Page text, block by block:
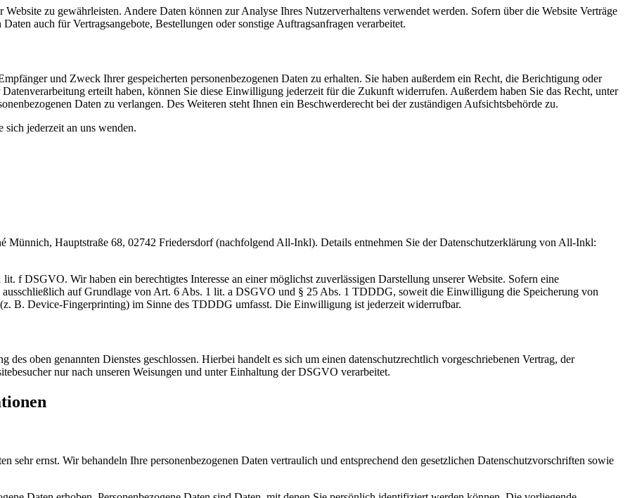
zu gewährleisten. Andere Daten können zur Analyse Ihres Nutzerverhaltens verwendet werden. Sofern über die Website Verträge
auch für Vertragsangebote, Bestellungen oder sonstige Auftragsanfragen verarbeitet.
und Zweck Ihrer gespeicherten personenbezogenen Daten zu erhalten. Sie haben außerdem ein Recht, die Berichtigung oder
erteilt haben, können Sie diese Einwilligung jederzeit für die Zukunft widerrufen. Außerdem haben Sie das Recht, unter
Daten zu verlangen. Des Weiteren steht Ihnen ein Beschwerderecht bei der zuständigen Aufsichtsbehörde zu.
jederzeit an uns wenden.
Hauptstraße 68, 02742 Friedersdorf (nachfolgend All-Inkl). Details entnehmen Sie der Datenschutzerklärung von All-Inkl:
DSGVO. Wir haben ein berechtigtes Interesse an einer möglichst zuverlässigen Darstellung unserer Website. Sofern eine
auf Grundlage von Art. 6 Abs. 1 lit. a DSGVO und § 25 Abs. 1 TDDDG, soweit die Einwilligung die Speicherung von
B. Device-Fingerprinting) im Sinne des TDDDG umfasst. Die Einwilligung ist jederzeit widerrufbar.
oben genannten Dienstes geschlossen. Hierbei handelt es sich um einen datenschutzrechtlich vorgeschriebenen Vertrag, der
nur nach unseren Weisungen und unter Einhaltung der DSGVO verarbeitet.
sehr ernst. Wir behandeln Ihre personenbezogenen Daten vertraulich und entsprechend den gesetzlichen Datenschutzvorschriften sowie